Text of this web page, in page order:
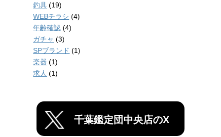
釣具 (19)
WEBチラシ (4)
年齢確認 (4)
ガチャ (3)
SPブランド (1)
楽器 (1)
求人 (1)
千葉鑑定団中央店のX